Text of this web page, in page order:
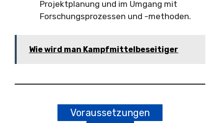
Projektplanung und im Umgang mit
Forschungsprozessen und -methoden.
Wie wird man Kampfmittelbeseitiger
Voraussetzungen